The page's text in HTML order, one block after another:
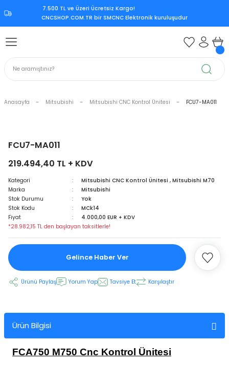
7.500 TL ve Üzeri Ücretsiz Kargo!‎
CNCSHOP.COM.TR ‎bir SMCNC Elektronik kuruluşudur
Geri Dön
Ünitesi
Geri Dön
Ünitesi
Mitsubishi CNC Kontrol
Mori Seiki CNC Kontrol Ünitesi
Sürücü
Supply
Geri Dön
Geri Dön
Anasayfa Mitsubishi Mitsubishi CNC Kontrol Ünitesi FCU7-MA011
FCU7-MA011
219.494,40 TL + KDV
Kategori Mitsubishi CNC Kontrol Ünitesi , Mitsubishi M70
Marka
Mitsubishi
Stok Durumu
Yok
Stok Kodu
MCk14
Fiyat
4.000,00 EUR + KDV
*28.982,15 TL den başlayan taksitlerle!
Gelince Haber Ver
Ürünü Paylaş Yorum Yap Tavsiye Et Karşılaştır
Ürün Bilgisi
FCA750 M750 Cnc Kontrol Ünitesi